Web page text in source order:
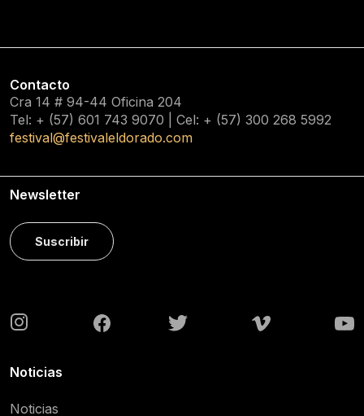
Contacto
Cra 14 # 94-44 Oficina 204
Tel: + (57) 601 743 9070 | Cel: + (57) 300 268 5992
festival@festivaleldorado.com
Newsletter
Suscribir
Noticias
Noticias